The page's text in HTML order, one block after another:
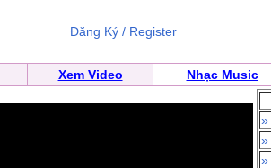
Đăng Ký / Register
Xem Video Nhạc Music
»
»
»